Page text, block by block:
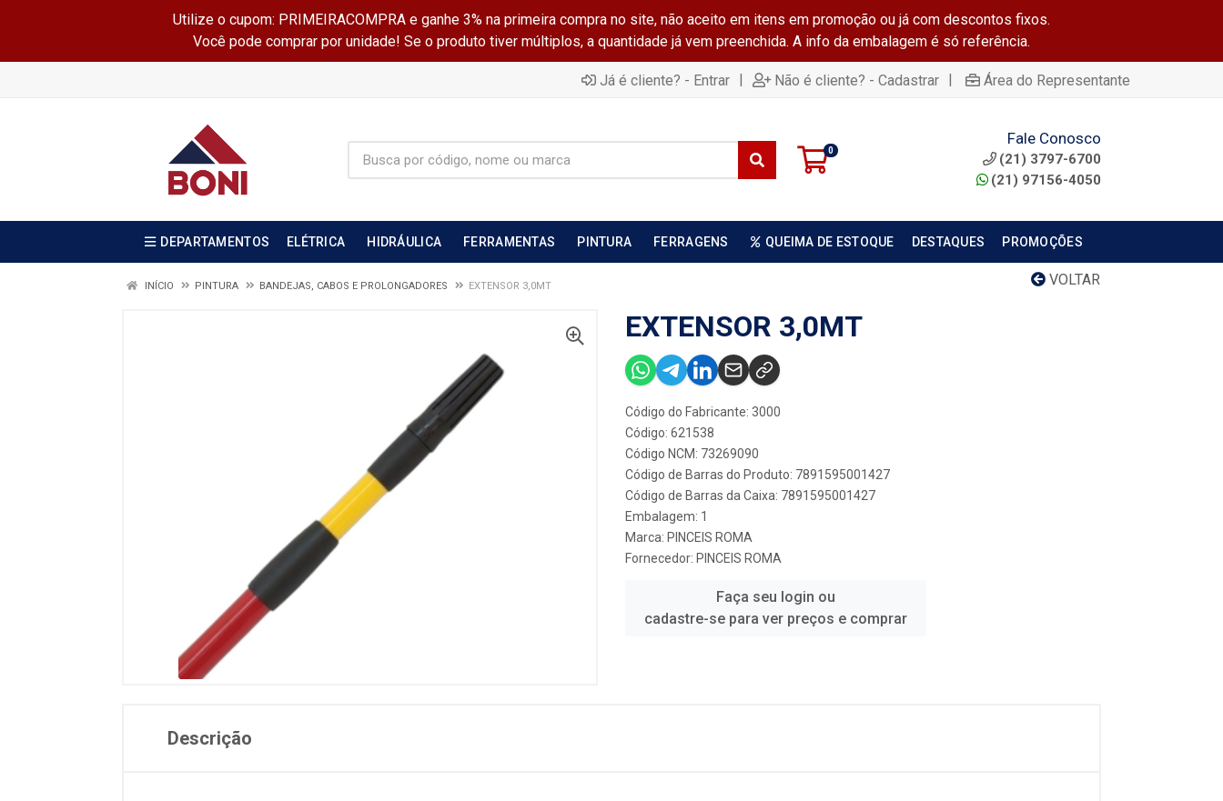
Utilize o cupom: PRIMEIRACOMPRA e ganhe 3% na primeira compra no site, não aceito em itens em promoção ou já com descontos fixos.
Você pode comprar por unidade! Se o produto tiver múltiplos, a quantidade já vem preenchida. A info da embalagem é só referência.
Já é cliente? - Entrar | Não é cliente? - Cadastrar | Área do Representante
0
Fale Conosco
(21) 3797-6700
(21) 97156-4050
DEPARTAMENTOS ELÉTRICA HIDRÁULICA FERRAMENTAS PINTURA FERRAGENS QUEIMA DE ESTOQUE DESTAQUES PROMOÇÕES
VOLTAR
INÍCIO PINTURA BANDEJAS, CABOS E PROLONGADORES EXTENSOR 3,0MT
EXTENSOR 3,0MT
Código do Fabricante: 3000
Código: 621538
Código NCM: 73269090
Código de Barras do Produto: 7891595001427
Código de Barras da Caixa: 7891595001427
Embalagem: 1
Marca: PINCEIS ROMA
Fornecedor: PINCEIS ROMA
Faça seu login ou
cadastre-se para ver preços e comprar
Descrição